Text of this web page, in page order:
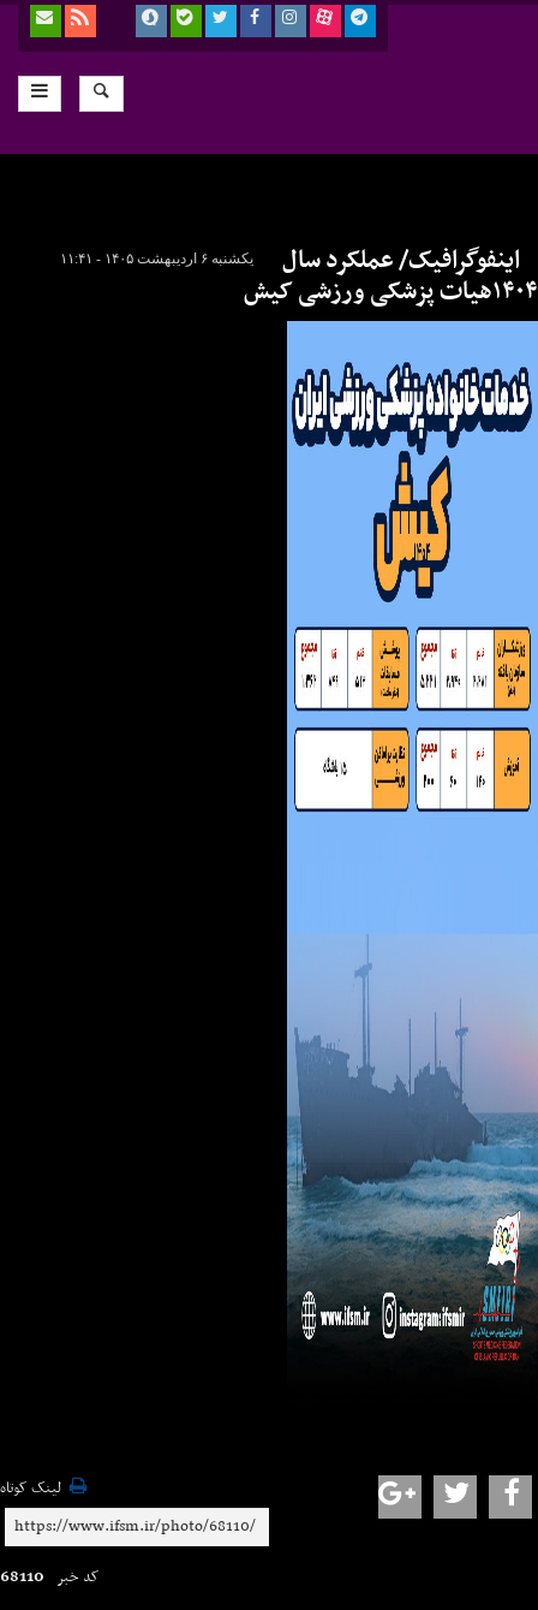
یکشنبه ۶ اردیبهشت ۱۴۰۵ - ۱۱:۴۱ اینفوگرافیک/ عملکرد سال
۱۴۰۴هیات پزشکی ورزشی کیش
لینک کوتاه
کد خبر 68110